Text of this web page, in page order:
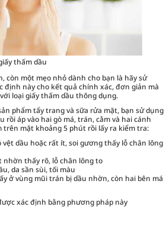
thấm dầu
còn một mẹo nhỏ dành cho bạn là hãy sử
định này cho kết quả chính xác, đơn giản mà
loại giấy thấm dầu thông dụng.
phẩmtẩy trangvà sữa rửa mặt, bạn sử dụng
rồi áp vào hai gò má, trán, cằm và hai cánh
trên mặt khoảng 5 phút rồi lấy ra kiểm tra:
vệt dầu hoặc rất ít, soi gương thấy lỗ chân lông
nhờn thấy rõ, lỗ chân lông to
da sần sùi, tối màu
ở vùng mũi trán bị dầu nhờn, còn hai bên má
xác định bằng phương pháp này